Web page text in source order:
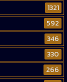
1321
592
346
330
266